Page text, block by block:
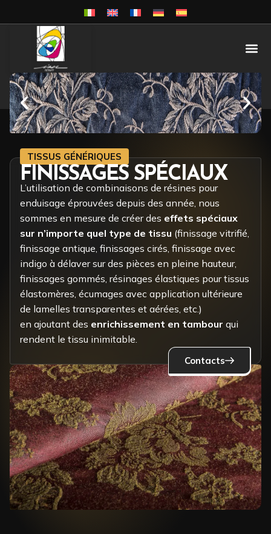
TISSUS GÉNÉRIQUES
FINISSAGES SPÉCIAUX
L’utilisation de combinaisons de résines pour
enduisage éprouvées depuis des année, nous
sommes en mesure de créer des effets spéciaux
sur n’importe quel type de tissu (finissage vitrifié,
finissage antique, finissages cirés, finissage avec
indigo à délaver sur des pièces en pleine hauteur,
finissages gommés, résinages élastiques pour tissus
élastomères, écumages avec application ultérieure
de lamelles transparentes et aérées, etc.)
en ajoutant des enrichissement en tambour qui
rendent le tissu inimitable.
Contacts